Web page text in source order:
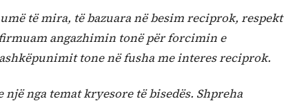
të mira, të bazuara në besim reciprok, respekt
angazhimin tonë për forcimin e
tone në fusha me interes reciprok.
nga temat kryesore të bisedës. Shpreha